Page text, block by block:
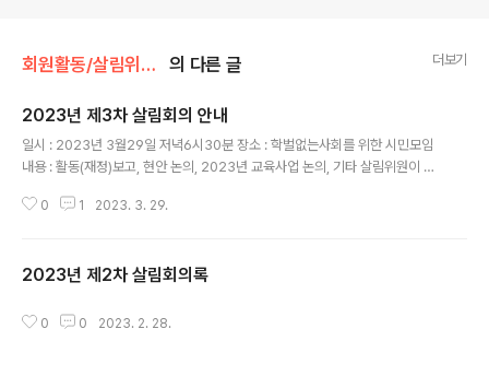
회원활동/살림위원회 의 다른 글 더보기
2023년 제3차 살림회의 안내
일시 : 2023년 3월29일 저녁6시30분 장소 : 학벌없는사회를 위한 시민모임
내용 : 활동(재정)보고, 현안 논의, 2023년 교육사업 논의, 기타 살림위원이 제
0 1 2023. 3. 29.
2023년 제2차 살림회의록
0 0 2023. 2. 28.